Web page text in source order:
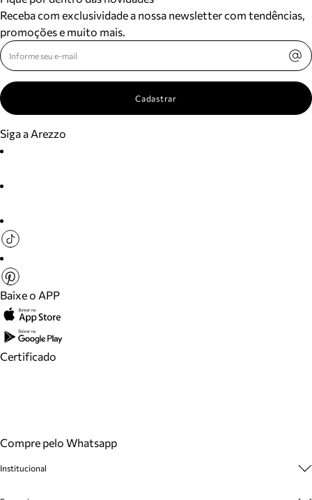
Receba com exclusividade a nossa newsletter com tendências,
promoções e muito mais.
Cadastrar
Siga a Arezzo
Baixe o APP
Certificado
Compre pelo Whatsapp
Institucional